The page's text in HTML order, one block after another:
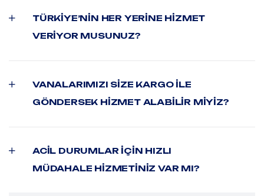
TÜRKIYE’NIN HER YERINE HIZMET
VERIYOR MUSUNUZ?
VANALARIMIZI SIZE KARGO ILE
GÖNDERSEK HIZMET ALABILIR MIYIZ?
ACIL DURUMLAR IÇIN HIZLI
MÜDAHALE HIZMETINIZ VAR MI?